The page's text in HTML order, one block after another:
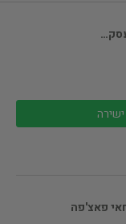
פאצ'פה